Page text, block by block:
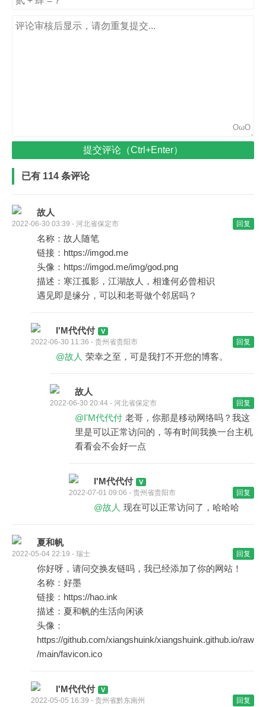
OωO
提交评论（Ctrl+Enter）
已有 114 条评论
故人
2022-06-30 03:39 - 河北省保定市 回复
名称：故人随笔
链接：https://imgod.me
头像：https://imgod.me/img/god.png
描述：寒江孤影，江湖故人，相逢何必曾相识
遇见即是缘分，可以和老哥做个邻居吗？
I'M代代付
2022-06-30 11:36 - 贵州省贵阳市 回复
@故人 荣幸之至，可是我打不开您的博客。
故人
2022-06-30 20:44 - 河北省保定市 回复
@I'M代代付 老哥，你那是移动网络吗？我这
里是可以正常访问的，等有时间我换一台主机
看看会不会好一点
I'M代代付
2022-07-01 09:06 - 贵州省贵阳市 回复
@故人 现在可以正常访问了，哈哈哈
夏和帆
2022-05-04 22:19 - 瑞士 回复
你好呀，请问交换友链吗，我已经添加了你的网站！
名称：好墨
链接：https://hao.ink
描述：夏和帆的生活向闲谈
头像：
https://github.com/xiangshuink/xiangshuink.github.io/raw
/main/favicon.ico
I'M代代付
2022-05-05 16:39 - 贵州省黔东南州 回复